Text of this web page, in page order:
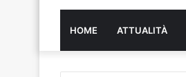
HOME ATTUALITÀ